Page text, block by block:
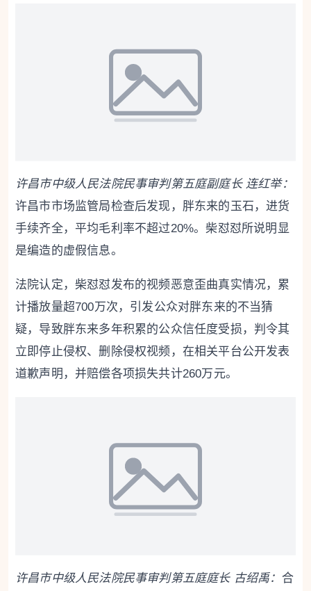
许昌市中级人民法院民事审判第五庭副庭长 连红举：
许昌市市场监管局检查后发现，胖东来的玉石，进货
手续齐全，平均毛利率不超过20%。柴怼怼所说明显
是编造的虚假信息。
法院认定，柴怼怼发布的视频恶意歪曲真实情况，累
计播放量超700万次，引发公众对胖东来的不当猜
疑，导致胖东来多年积累的公众信任度受损，判令其
立即停止侵权、删除侵权视频，在相关平台公开发表
道歉声明，并赔偿各项损失共计260万元。
许昌市中级人民法院民事审判第五庭庭长 古绍禹： 合